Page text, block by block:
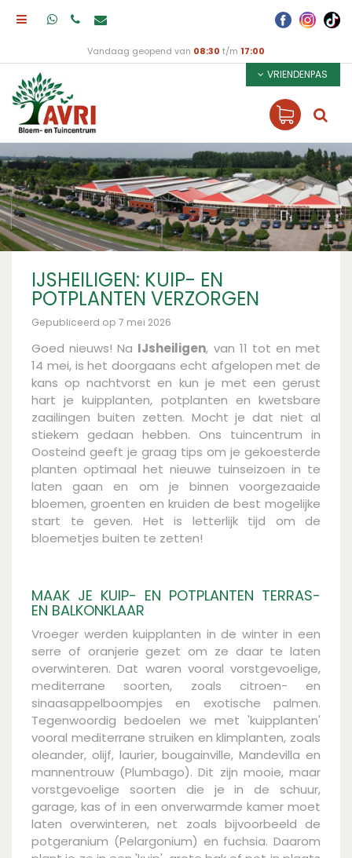
Vandaag geopend van 08:30 t/m 17:00
VRIENDENPAS
IJSHEILIGEN: KUIP- EN
POTPLANTEN VERZORGEN
Gepubliceerd op 7 mei 2026
Goed nieuws! Na IJsheiligen, van 11 tot en met
14 mei, is het doorgaans echt afgelopen met de
kans op nachtvorst en kun je met een gerust
hart je kuipplanten, potplanten en kwetsbare
zaailingen buiten zetten. Mocht je dat niet al
stiekem gedaan hebben. Ons tuincentrum in
Oosteind geeft je graag tips om je gekoesterde
planten optimaal het nieuwe tuinseizoen in te
laten gaan en om je binnen voorgezaaide
bloemen, groenten en kruiden de best mogelijke
start te geven. Het is letterlijk tijd om de
bloemetjes buiten te zetten!
MAAK JE KUIP- EN POTPLANTEN TERRAS-
EN BALKONKLAAR
Vroeger werden kuipplanten in de winter in een
serre of oranjerie gezet om ze daar te laten
overwinteren. Dat waren vooral vorstgevoelige,
mediterrane soorten, zoals citroen- en
sinaasappelboompjes en exotische palmen.
Tegenwoordig bedoelen we met 'kuipplanten'
vooral mediterrane struiken en klimplanten, zoals
oleander, olijf, laurier, bougainville, Mandevilla en
mannentrouw (Plumbago). Dit zijn mooie, maar
vorstgevoelige soorten die je in de schuur,
garage, kas of in een onverwarmde kamer moet
laten overwinteren, net zoals bijvoorbeeld de
potgeranium (Pelargonium) en fuchsia. Daarom